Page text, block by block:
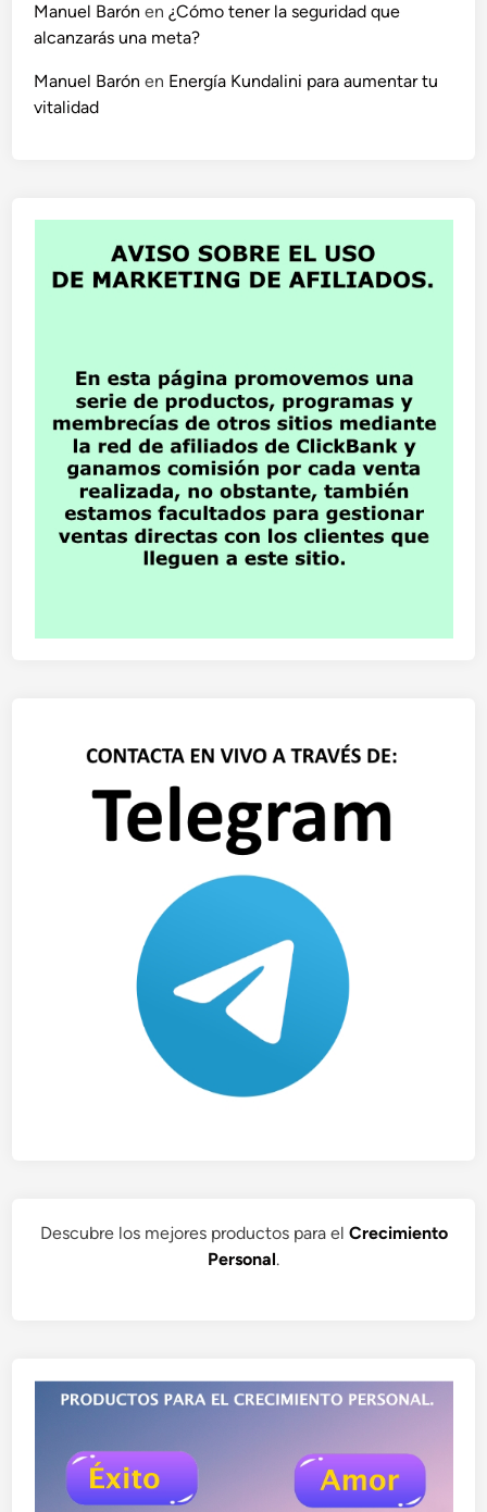
Manuel Barón en¿Cómo tener la seguridad que
alcanzarás una meta?
Manuel Barón en Energía Kundalini para aumentar tu
vitalidad
Descubre los mejores productos para el Crecimiento
Personal.